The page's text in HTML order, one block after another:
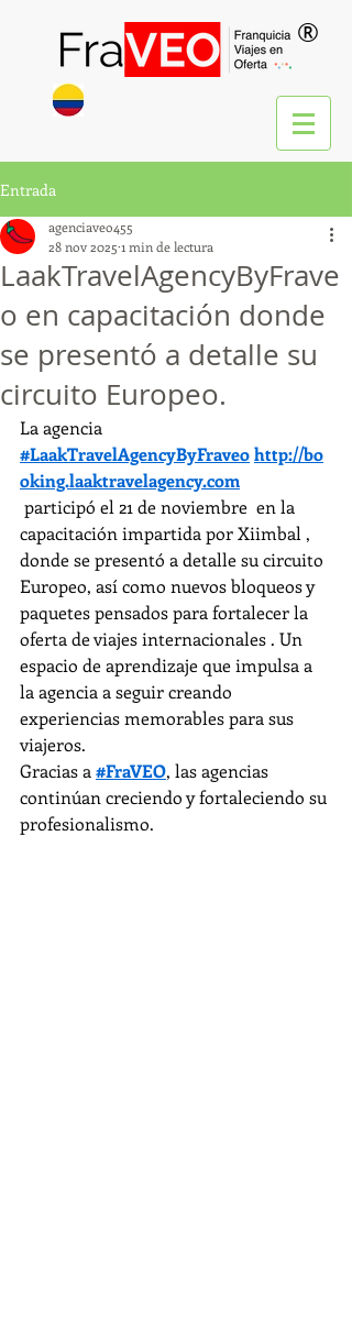
®
Entrada
LaakTravelAgencyByFrave
o en capacitación donde
se presentó a detalle su
circuito Europeo.
agenciaveo455
28 nov 2025 1 min de lectura
La agencia
#LaakTravelAgencyByFraveohttp://bo
oking.laaktravelagency.com
participó el 21 de noviembre  en la
capacitación impartida por Xiimbal ,
donde se presentó a detalle su circuito
Europeo, así como nuevos bloqueos y
paquetes pensados para fortalecer la
oferta de viajes internacionales . Un
espacio de aprendizaje que impulsa a
la agencia a seguir creando
experiencias memorables para sus
viajeros.
Gracias a #FraVEO, las agencias
continúan creciendo y fortaleciendo su
profesionalismo.